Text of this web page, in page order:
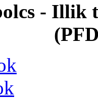
- Illik